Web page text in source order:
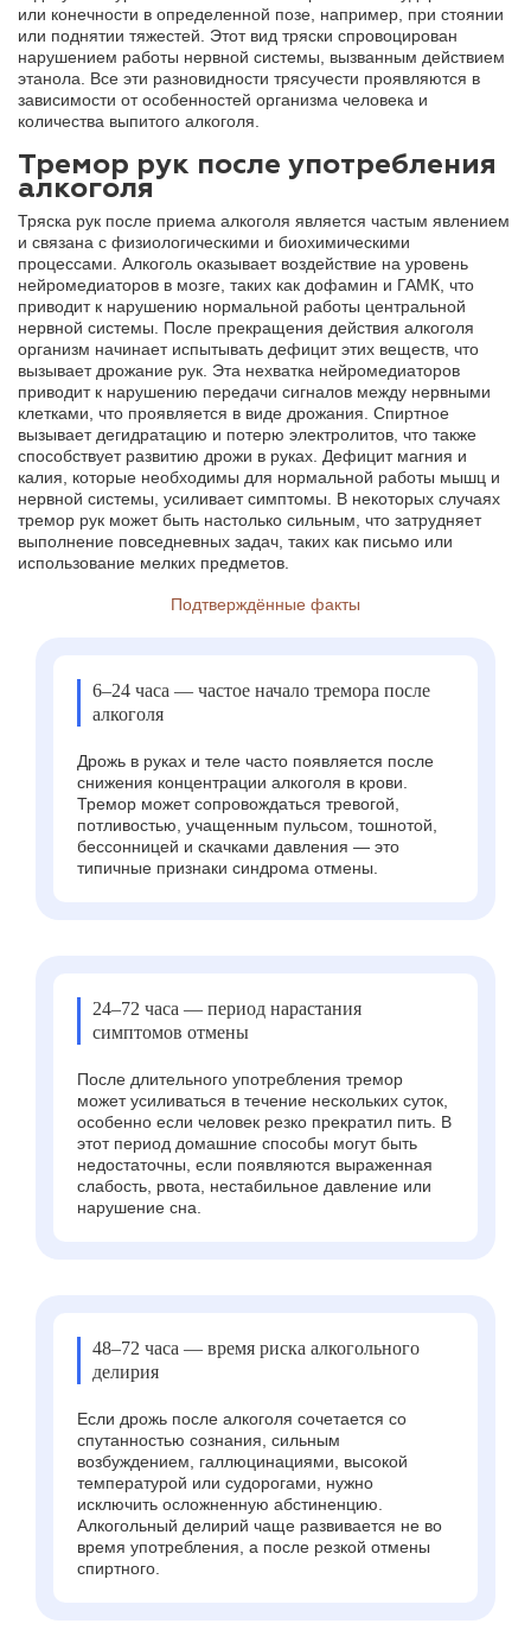
или конечности в определенной позе, например, при стоянии
или поднятии тяжестей. Этот вид тряски спровоцирован
нарушением работы нервной системы, вызванным действием
этанола. Все эти разновидности трясучести проявляются в
зависимости от особенностей организма человека и
количества выпитого алкоголя.
Тремор рук после употребления
алкоголя
Тряска рук после приема алкоголя является частым явлением
и связана с физиологическими и биохимическими
процессами. Алкоголь оказывает воздействие на уровень
нейромедиаторов в мозге, таких как дофамин и ГАМК, что
приводит к нарушению нормальной работы центральной
нервной системы. После прекращения действия алкоголя
организм начинает испытывать дефицит этих веществ, что
вызывает дрожание рук. Эта нехватка нейромедиаторов
приводит к нарушению передачи сигналов между нервными
клетками, что проявляется в виде дрожания. Спиртное
вызывает дегидратацию и потерю электролитов, что также
способствует развитию дрожи в руках. Дефицит магния и
калия, которые необходимы для нормальной работы мышц и
нервной системы, усиливает симптомы. В некоторых случаях
тремор рук может быть настолько сильным, что затрудняет
выполнение повседневных задач, таких как письмо или
использование мелких предметов.
Подтверждённые факты
6–24 часа — частое начало тремора после
алкоголя
Дрожь в руках и теле часто появляется после
снижения концентрации алкоголя в крови.
Тремор может сопровождаться тревогой,
потливостью, учащенным пульсом, тошнотой,
бессонницей и скачками давления — это
типичные признаки синдрома отмены.
24–72 часа — период нарастания
симптомов отмены
После длительного употребления тремор
может усиливаться в течение нескольких суток,
особенно если человек резко прекратил пить. В
этот период домашние способы могут быть
недостаточны, если появляются выраженная
слабость, рвота, нестабильное давление или
нарушение сна.
48–72 часа — время риска алкогольного
делирия
Если дрожь после алкоголя сочетается со
спутанностью сознания, сильным
возбуждением, галлюцинациями, высокой
температурой или судорогами, нужно
исключить осложненную абстиненцию.
Алкогольный делирий чаще развивается не во
время употребления, а после резкой отмены
спиртного.